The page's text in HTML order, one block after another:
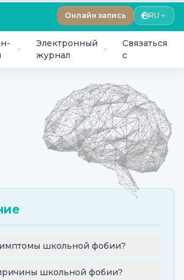
Онлайн запись RU
Электронный
журнал
Связаться
с
школьной фобии?
школьной фобии?